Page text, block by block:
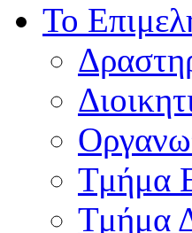
Το
Τμήμα
Τμήμα